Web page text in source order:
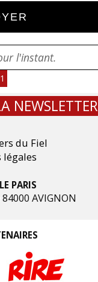
l'instant.
1
NEWSLETTER
du Fiel
légales
PARIS
AVIGNON